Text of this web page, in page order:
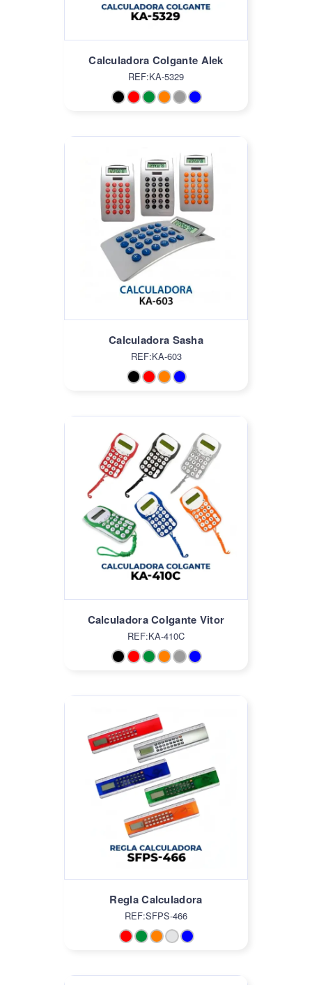
Calculadora Colgante Alek
REF:KA-5329
Calculadora Sasha
REF:KA-603
Calculadora Colgante Vitor
REF:KA-410C
Regla Calculadora
REF:SFPS-466